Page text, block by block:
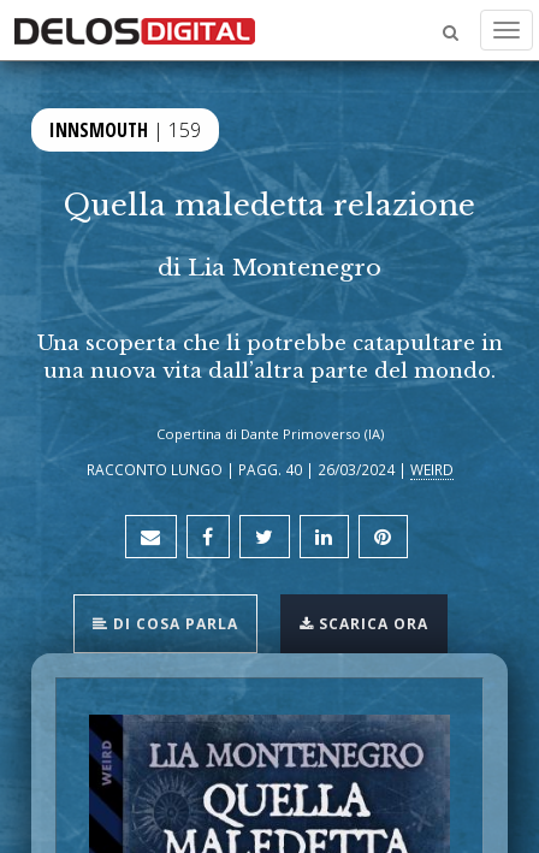
INNSMOUTH | 159
Quella maledetta relazione
diLia Montenegro
Una scoperta che li potrebbe catapultare in
una nuova vita dall’altra parte del mondo.
Copertina di Dante Primoverso (IA)
RACCONTO LUNGO | PAGG. 40 | 26/03/2024 | WEIRD
DI COSA PARLA SCARICA ORA